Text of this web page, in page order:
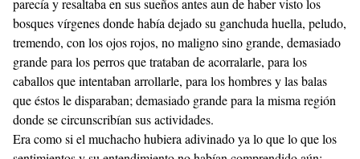
parecía y resaltaba en sus sueños antes aun de haber visto los
bosques vírgenes donde había dejado su ganchuda huella, peludo,
tremendo, con los ojos rojos, no maligno sino grande, demasiado
grande para los perros que trataban de acorralarle, para los
caballos que intentaban arrollarle, para los hombres y las balas
que éstos le disparaban; demasiado grande para la misma región
donde se circunscribían sus actividades.
Era como si el muchacho hubiera adivinado ya lo que lo que los